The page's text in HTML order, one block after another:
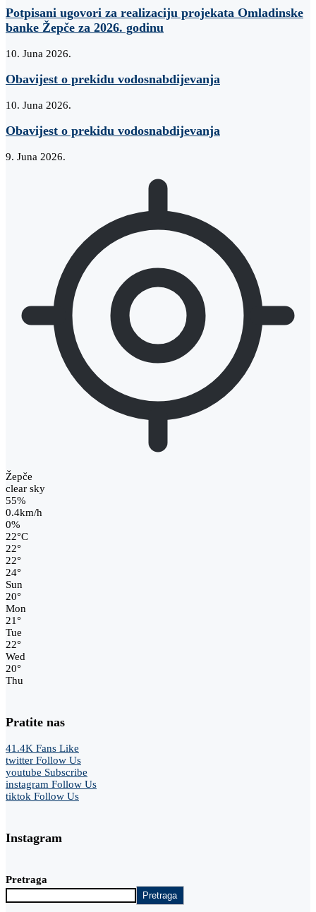
Potpisani ugovori za realizaciju projekata Omladinske
banke Žepče za 2026. godinu
10. Juna 2026.
Obavijest o prekidu vodosnabdijevanja
10. Juna 2026.
Obavijest o prekidu vodosnabdijevanja
9. Juna 2026.
Žepče
clear sky
55%
0.4km/h
0%
22°C
22°
22°
24°
Sun
20°
Mon
21°
Tue
22°
Wed
20°
Thu
Pratite nas
41.4K Fans Like
twitter Follow Us
youtube Subscribe
instagram Follow Us
tiktok Follow Us
Instagram
Pretraga
Pretraga